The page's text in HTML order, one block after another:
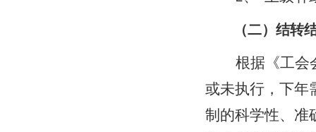
（二）结转
根据《工会
或未执行，下年
制的科学性、准